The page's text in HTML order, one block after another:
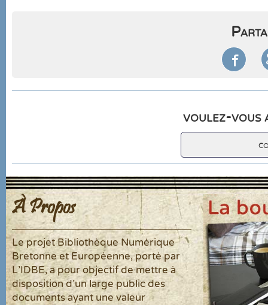

voulez-vous
À Propos
Le projet Bibliothèque Numérique
Bretonne et Européenne, porté par
L'IDBE, a pour objectif de mettre à
disposition d'un large public des
documents ayant une valeur